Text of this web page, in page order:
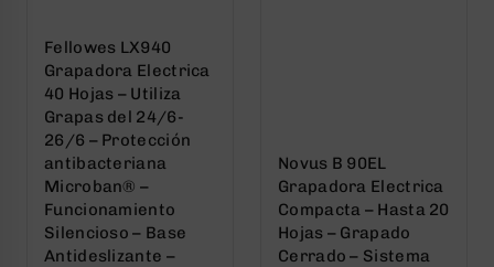
Fellowes LX940
Grapadora Electrica
40 Hojas – Utiliza
Grapas del 24/6-
26/6 – Protección
antibacteriana
Microban® –
Funcionamiento
Silencioso – Base
Antideslizante –
Novus B 90EL
Grapadora Electrica
Compacta – Hasta 20
Hojas – Grapado
Cerrado – Sistema